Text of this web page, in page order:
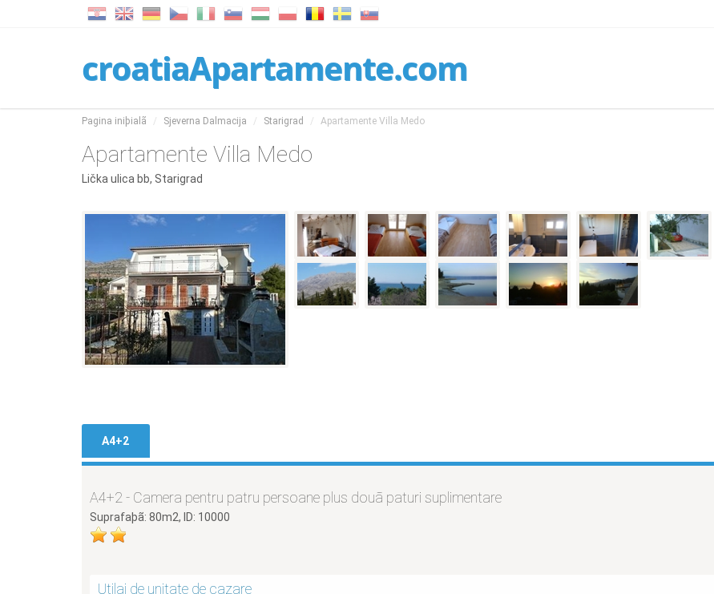
croatiaApartamente.com
Pagina iniþialã Sjeverna Dalmacija Starigrad Apartamente Villa Medo
Apartamente Villa Medo
Lička ulica bb, Starigrad
A4+2
A4+2 - Camera pentru patru persoane plus douã paturi suplimentare
Suprafaþã: 80m2, ID: 10000
Utilaj de unitate de cazare